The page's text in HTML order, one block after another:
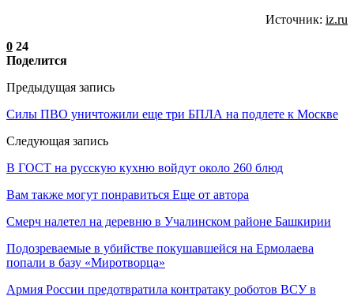
Источник: iz.ru
0 24
Поделится
Предыдущая запись
Силы ПВО уничтожили еще три БПЛА на подлете к Москве
Следующая запись
В ГОСТ на русскую кухню войдут около 260 блюд
Вам также могут понравиться Еще от автора
Смерч налетел на деревню в Учалинском районе Башкирии
Подозреваемые в убийстве покушавшейся на Ермолаева
попали в базу «Миротворца»
Армия России предотвратила контратаку роботов ВСУ в